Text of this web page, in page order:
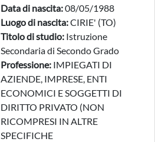
Data di nascita:08/05/1988
Luogo di nascita:CIRIE' (TO)
Titolo di studio: Istruzione
Secondaria di Secondo Grado
Professione: IMPIEGATI DI
AZIENDE, IMPRESE, ENTI
ECONOMICI E SOGGETTI DI
DIRITTO PRIVATO (NON
RICOMPRESI IN ALTRE
SPECIFICHE